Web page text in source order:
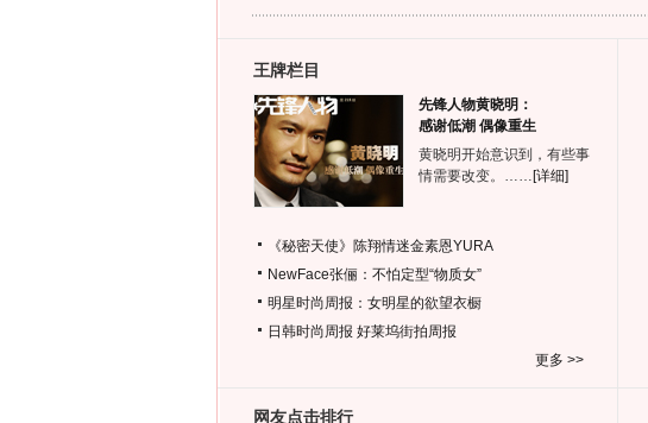
王牌栏目
先锋人物黄晓明：
感谢低潮 偶像重生
黄晓明开始意识到，有些事
情需要改变。…… [详细]
《秘密天使》陈翔情迷金素恩YURA
NewFace张俪：不怕定型“物质女”
明星时尚周报：女明星的欲望衣橱
日韩时尚周报 好莱坞街拍周报
更多 >>
网友点击排行